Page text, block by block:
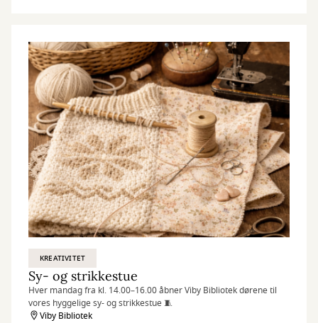
KREATIVITET
Sy- og strikkestue
Hver mandag fra kl. 14.00–16.00 åbner Viby Bibliotek dørene til
vores hyggelige sy- og strikkestue 🧵
Viby Bibliotek